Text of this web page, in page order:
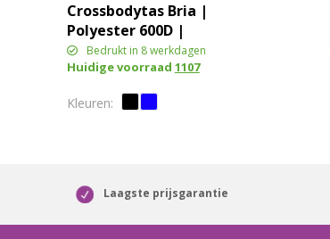
Crossbodytas Bria |
Polyester 600D |
Waterafstotend | 1 l
Bedrukt in 8 werkdagen
Huidige voorraad 1107
Laagste prijsgarantie